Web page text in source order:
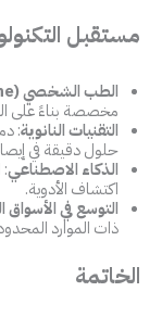
مستقبل
الطب الشخصي (Personalized Medicine)
مخصصة بناءً على
التقنيات النانوية:
حلول دقيقة في
الذكاء الاصطناعي
اكتشاف الأدوية.
التوسع في الأسواق
ذات الموارد
الخاتمة